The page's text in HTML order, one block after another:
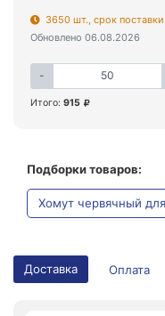
3650 шт., срок
Обновлено 06.08.2026
-
Итого: 915
Подборки товаров:
Хомут червячный
Доставка Оплата